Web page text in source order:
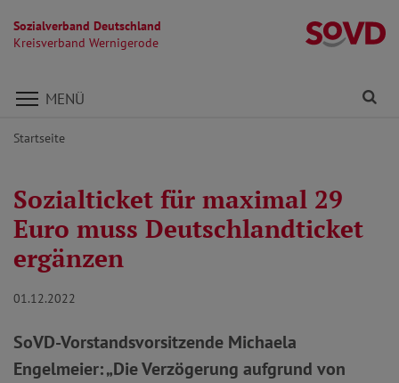
Sozialverband Deutschland
Kreisverband Wernigerode
Direkt zu den Inhalten springen
MENÜ
Startseite
Sozialticket für maximal 29
Euro muss Deutschlandticket
ergänzen
01.12.2022
SoVD-Vorstandsvorsitzende Michaela
Engelmeier: „Die Verzögerung aufgrund von